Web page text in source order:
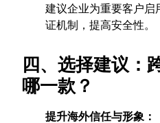
建议企业为重要客户
证机制，提高安全性。
四、选择建议：
哪一款？
提升海外信任与形象：